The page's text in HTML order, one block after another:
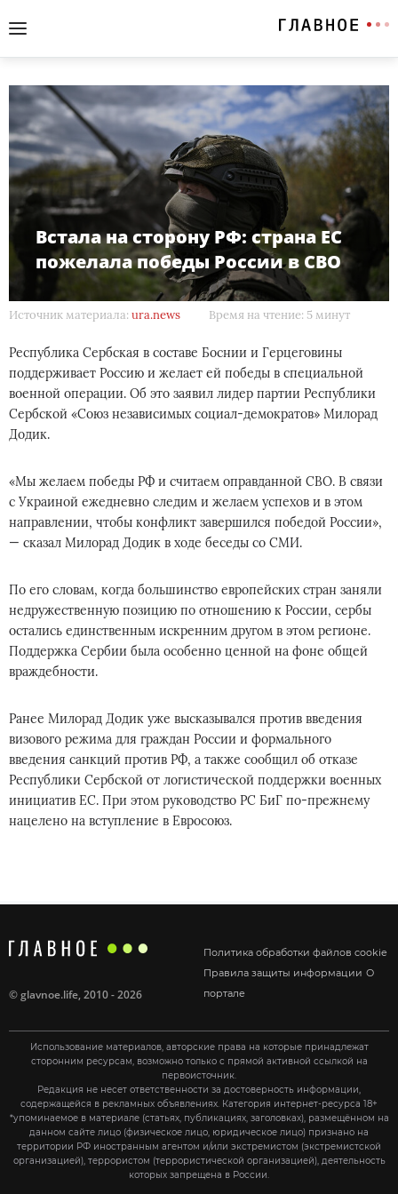
Встала на сторону РФ: страна ЕС
пожелала победы России в СВО
Источник материала: ura.news Время на чтение: 5 минут
Республика Сербская в составе Боснии и Герцеговины
поддерживает Россию и желает ей победы в специальной
военной операции. Об это заявил лидер партии Республики
Сербской «Союз независимых социал-демократов» Милорад
Додик.
«Мы желаем победы РФ и считаем оправданной СВО. В связи
с Украиной ежедневно следим и желаем успехов и в этом
направлении, чтобы конфликт завершился победой России»,
— сказал Милорад Додик в ходе беседы со СМИ.
По его словам, когда большинство европейских стран заняли
недружественную позицию по отношению к России, сербы
остались единственным искренним другом в этом регионе.
Поддержка Сербии была особенно ценной на фоне общей
враждебности.
Ранее Милорад Додик уже высказывался против введения
визового режима для граждан России и формального
введения санкций против РФ, а также сообщил об отказе
Республики Сербской от логистической поддержки военных
инициатив ЕС. При этом руководство РС БиГ по-прежнему
нацелено на вступление в Евросоюз.
Политика обработки файлов cookie
Правила защиты информации О
портале
©glavnoe.life, 2010 - 2026
Использование материалов, авторские права на которые принадлежат
сторонним ресурсам, возможно только с прямой активной ссылкой на
первоисточник.
Редакция не несет ответственности за достоверность информации,
содержащейся в рекламных объявлениях. Категория интернет-ресурса 18+
*упоминаемое в материале (статьях, публикациях, заголовках), размещённом на
данном сайте лицо (физическое лицо, юридическое лицо) признано на
территории РФ иностранным агентом и/или экстремистом (экстремистской
организацией), террористом (террористической организацией), деятельность
которых запрещена в России.